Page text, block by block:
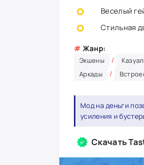
Веселый
Стильная
# Жанр:
Экшены /
Аркады /
Мод на деньги
усиления и
Скачать